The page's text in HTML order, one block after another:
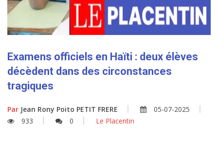
Examens officiels en Haïti : deux élèves
décèdent dans des circonstances
tragiques
Par Jean Rony Poito PETIT FRERE
05-07-2025
933
0 Le Placentin